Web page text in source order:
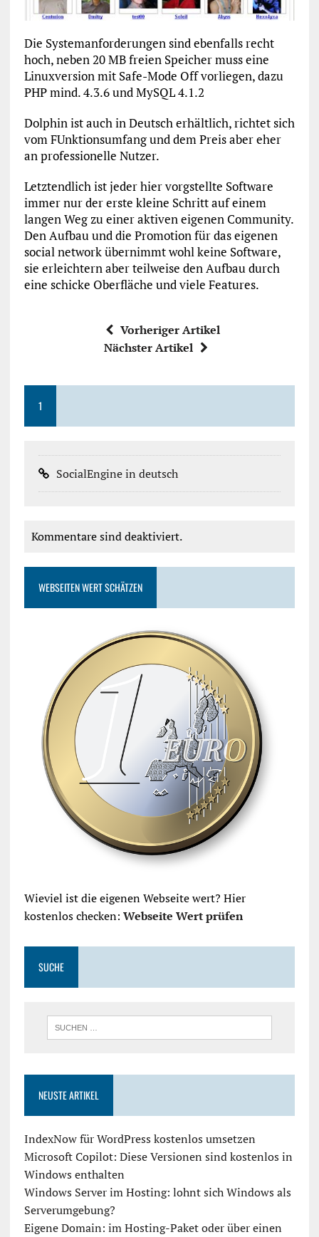
Die Systemanforderungen sind ebenfalls recht
hoch, neben 20 MB freien Speicher muss eine
Linuxversion mit Safe-Mode Off vorliegen, dazu
PHP mind. 4.3.6 und MySQL 4.1.2
Dolphin ist auch in Deutsch erhältlich, richtet sich
vom FUnktionsumfang und dem Preis aber eher
an professionelle Nutzer.
Letztendlich ist jeder hier vorgstellte Software
immer nur der erste kleine Schritt auf einem
langen Weg zu einer aktiven eigenen Community.
Den Aufbau und die Promotion für das eigenen
social network übernimmt wohl keine Software,
sie erleichtern aber teilweise den Aufbau durch
eine schicke Oberfläche und viele Features.
Vorheriger Artikel
Nächster Artikel
1
SocialEngine in deutsch
Kommentare sind deaktiviert.
WEBSEITEN WERT SCHÄTZEN
Wieviel ist die eigenen Webseite wert? Hier
kostenlos checken: Webseite Wert prüfen
SUCHE
NEUSTE ARTIKEL
IndexNow für WordPress kostenlos umsetzen
Microsoft Copilot: Diese Versionen sind kostenlos in
Windows enthalten
Windows Server im Hosting: lohnt sich Windows als
Serverumgebung?
Eigene Domain: im Hosting-Paket oder über einen